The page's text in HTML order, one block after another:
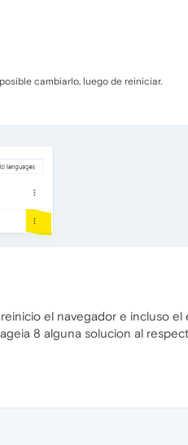
cambiarlo, luego de reiniciar.
el navegador e incluso
8 alguna solucion al